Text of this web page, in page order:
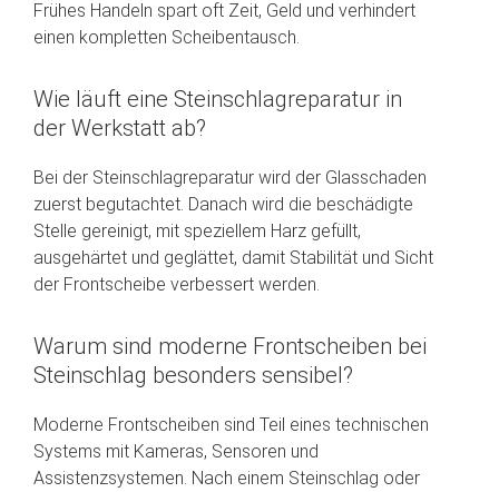
Frühes Handeln spart oft Zeit, Geld und verhindert
einen kompletten Scheibentausch.
Wie läuft eine Steinschlagreparatur in
der Werkstatt ab?
Bei der Steinschlagreparatur wird der Glasschaden
zuerst begutachtet. Danach wird die beschädigte
Stelle gereinigt, mit speziellem Harz gefüllt,
ausgehärtet und geglättet, damit Stabilität und Sicht
der Frontscheibe verbessert werden.
Warum sind moderne Frontscheiben bei
Steinschlag besonders sensibel?
Moderne Frontscheiben sind Teil eines technischen
Systems mit Kameras, Sensoren und
Assistenzsystemen. Nach einem Steinschlag oder